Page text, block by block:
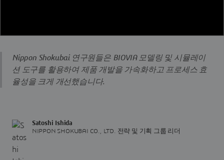
Nippon Shokubai 연구원들은 BIOVIA 모델링 및 시뮬레이
션 도구를 활용하여 제품 개발을 가속화하고 프로세스 효
율성을 크게 개선했습니다.
Satoshi Ishida
NIPPON SHOKUBAI CO., LTD. 전략 및 기획 그룹 리더